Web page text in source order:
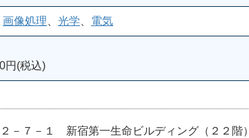
画像処理 光学 電気
円(税込)
－７－１ 新宿第一生命ビルディング（２２階）